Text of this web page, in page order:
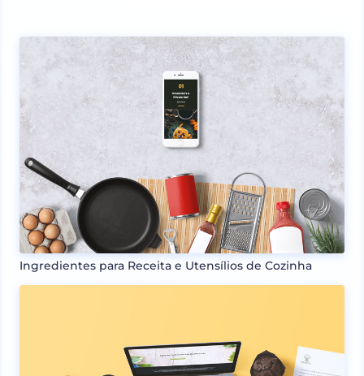
Ingredientes para Receita e Utensílios de Cozinha